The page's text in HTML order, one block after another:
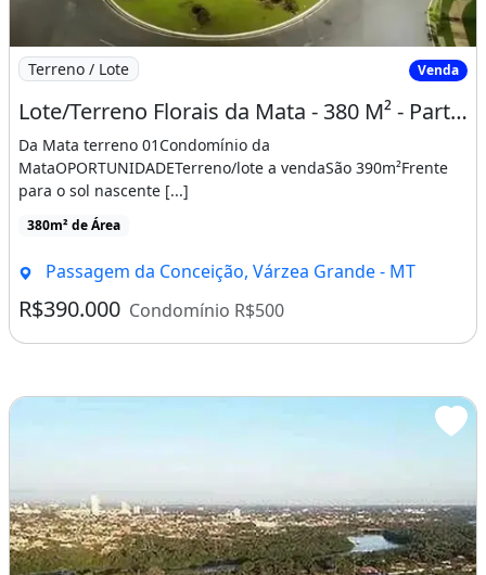
Imagem: Lote/Terreno Florais da Mata - 380 M²
Terreno / Lote Venda
Lote/Terreno Florais da Mata - 380 M² - Parte Alta
Da Mata terreno 01Condomínio da
MataOPORTUNIDADETerreno/lote a vendaSão 390m²Frente
para o sol nascente [...]
380m² de Área
Passagem da Conceição, Várzea Grande - MT
R$390.000 Condomínio R$500